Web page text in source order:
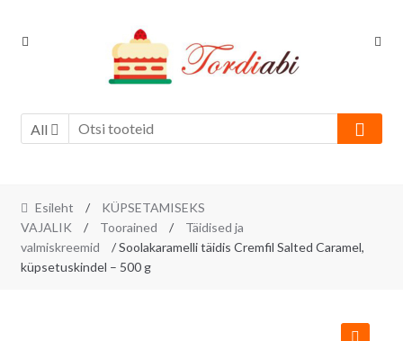
Skip
Skip
All
Esileht /
KÜPSETAMISEKS
VAJALIK
/ Toorained /
Täidised ja
valmiskreemid
/ Soolakaramelli täidis Cremfil Salted Caramel,
küpsetuskindel – 500 g